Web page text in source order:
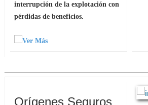
interrupción de la explotación con
pérdidas de beneficios.
Orígenes Seguros